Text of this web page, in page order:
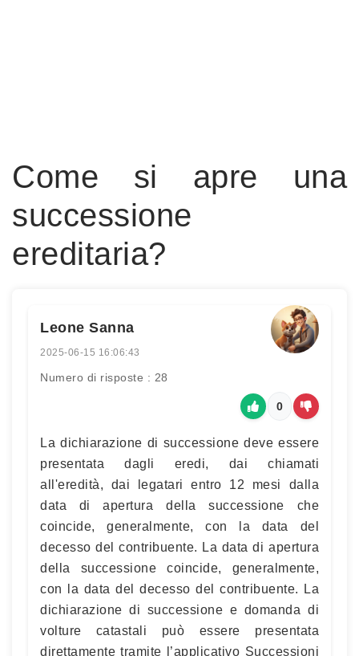
Come si apre una
successione
ereditaria?
Leone Sanna
2025-06-15 16:06:43
Numero di risposte : 28
0
La dichiarazione di successione deve essere
presentata dagli eredi, dai chiamati
all'eredità, dai legatari entro 12 mesi dalla
data di apertura della successione che
coincide, generalmente, con la data del
decesso del contribuente. La data di apertura
della successione coincide, generalmente,
con la data del decesso del contribuente. La
dichiarazione di successione e domanda di
volture catastali può essere presentata
direttamente tramite l’applicativo Successioni